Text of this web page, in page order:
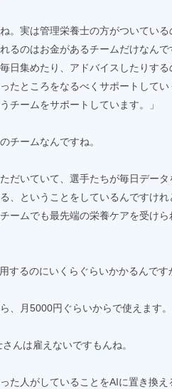
。実は管理栄養士の方がついている
るのはお金があるチームだけなんで
日集めたり、アドバイスしたりする
たところをなるべくサポートしてい
チームをサポートしています。」
チームなんですね。
だいていて、選手たちが毎日データ
、ということをしているんですけれ
ームでも最先端の栄養ケアを受けら
するのにいくらぐらいかかるんです
、月5000円ぐらいからで使えます。
んは雇えないですもんね。
た人がしていることをAIに置き換え